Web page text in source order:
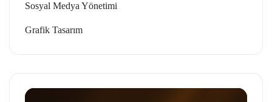
Sosyal Medya Yönetimi
Grafik Tasarım